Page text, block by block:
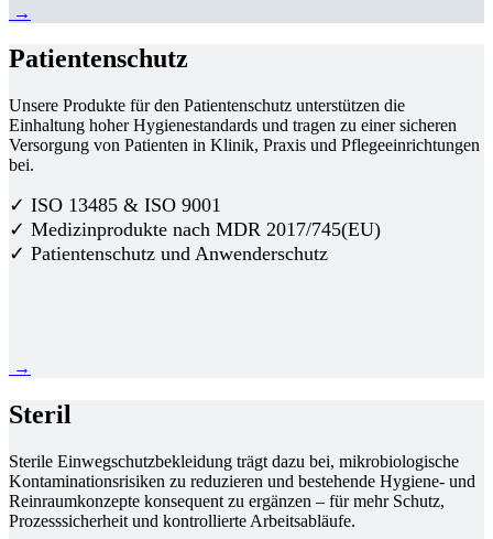
→
Patientenschutz
Unsere Produkte für den Patientenschutz unterstützen die
Einhaltung hoher Hygienestandards und tragen zu einer sicheren
Versorgung von Patienten in Klinik, Praxis und Pflegeeinrichtungen
bei.
✓ ISO 13485 & ISO 9001
✓ Medizinprodukte nach MDR 2017/745(EU)
✓ Patientenschutz und Anwenderschutz
→
Steril
Sterile Einwegschutzbekleidung trägt dazu bei, mikrobiologische
Kontaminationsrisiken zu reduzieren und bestehende Hygiene- und
Reinraumkonzepte konsequent zu ergänzen – für mehr Schutz,
Prozesssicherheit und kontrollierte Arbeitsabläufe.